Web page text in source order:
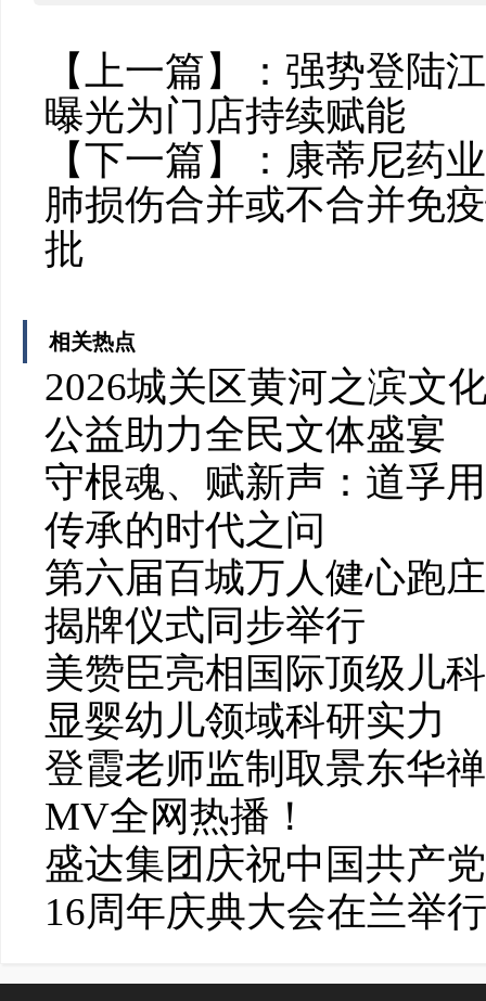
【上一篇】： 强势登陆
曝光为门店持续赋能
【下一篇】： 康蒂尼药
肺损伤合并或不合并免
批
相关热点
2026城关区黄河之滨文
公益助力全民文体盛宴
守根魂、赋新声：道孚
传承的时代之问
第六届百城万人健心跑
揭牌仪式同步举行
美赞臣亮相国际顶级儿
显婴幼儿领域科研实力
登霞老师监制取景东华
MV全网热播！
盛达集团庆祝中国共产
16周年庆典大会在兰举行